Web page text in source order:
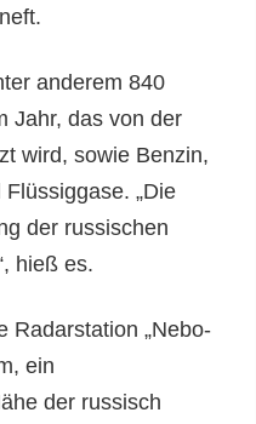
anderem 840
Jahr, das von der
wird, sowie Benzin,
„Die
der russischen
hieß es.
Radarstation „Nebo-
ein
der russisch